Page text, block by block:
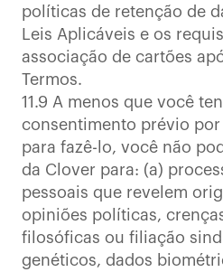
políticas de retenção de
Leis Aplicáveis e os
associação de cartões
Termos.
11.9 A menos que você
consentimento prévio
para fazê-lo, você não
da Clover para: (a)
pessoais que revelem
opiniões políticas,
filosóficas ou filiação
genéticos, dados